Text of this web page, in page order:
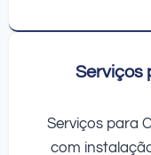
Serviços
Serviços para
com